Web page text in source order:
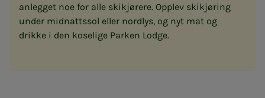
anlegget noe for alle skikjørere. Opplev skikjøring
under midnattssol eller nordlys, og nyt mat og
drikke i den koselige Parken Lodge.